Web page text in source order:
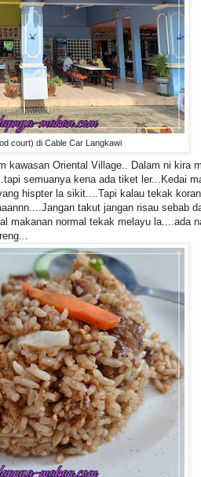
court) di Cable Car Langkawi
kawasan Oriental Village.. Dalam ni kira
semuanya kena ada tiket ler...Kedai
hispter la sikit....Tapi kalau tekak
takut jangan risau sebab
makanan normal tekak melayu la....ada